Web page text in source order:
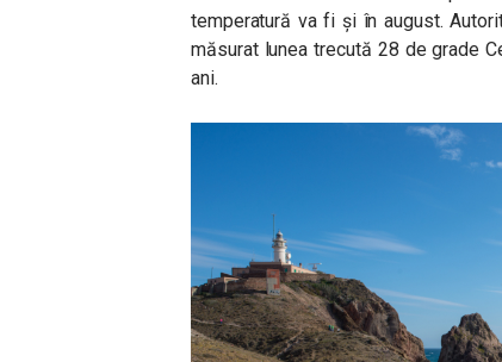
temperatură va fi și în august.
măsurat lunea trecută 28 de grade
ani.